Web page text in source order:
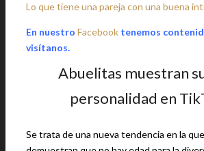
Lo que tiene una pareja con una buena
En nuestro Facebook tenemos
visítanos.
Abuelitas muestran
personalidad en
Se trata de una nueva tendencia en la